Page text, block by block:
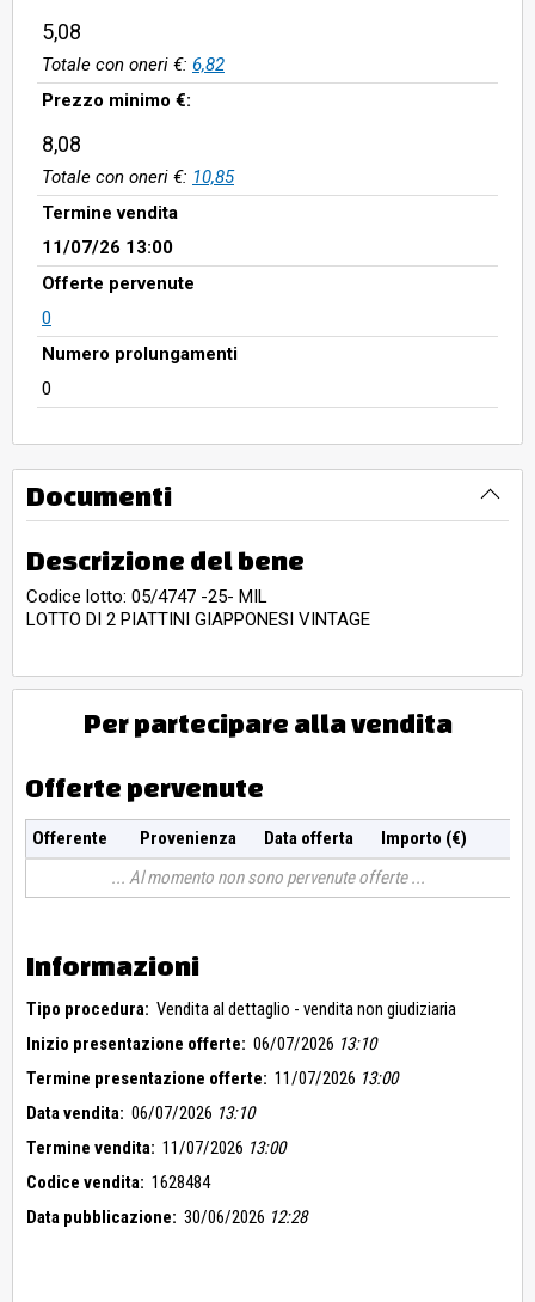
5,08
Totale con oneri €: 6,82
Prezzo minimo €:
8,08
Totale con oneri €: 10,85
Termine vendita
11/07/26 13:00
Offerte pervenute
0
Numero prolungamenti
0
Documenti
Descrizione del bene
Codice lotto: 05/4747 -25- MIL
LOTTO DI 2 PIATTINI GIAPPONESI VINTAGE
Per partecipare alla vendita
Offerte pervenute
Offerente Provenienza Data offerta
Importo (€)
Al momento non sono pervenute offerte
Informazioni
Tipo procedura: Vendita al dettaglio - vendita non giudiziaria
Inizio presentazione offerte: 06/07/2026 13:10
Termine presentazione offerte: 11/07/2026 13:00
Data vendita: 06/07/2026 13:10
Termine vendita: 11/07/2026 13:00
Codice vendita: 1628484
Data pubblicazione: 30/06/2026 12:28